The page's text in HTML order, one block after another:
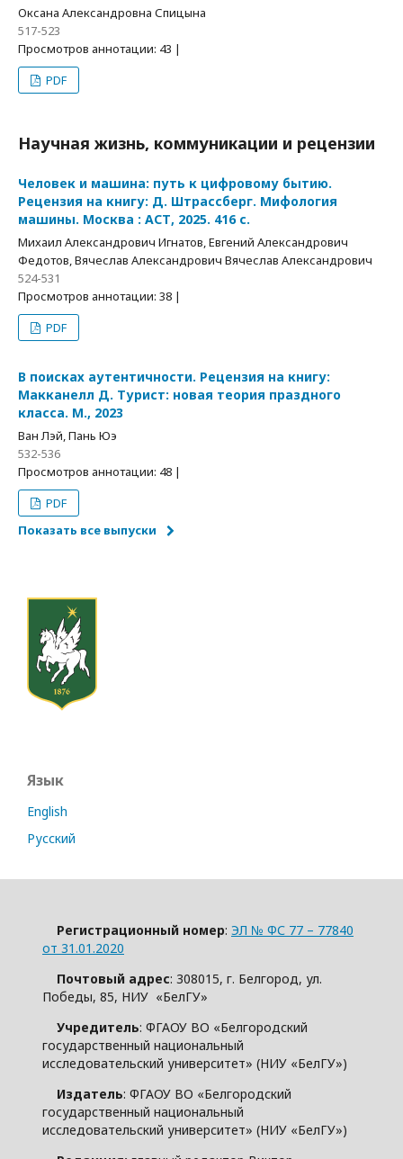
Оксана Александровна Спицына
517-523
Просмотров аннотации: 43 |
PDF
Научная жизнь, коммуникации и рецензии
Человек и машина: путь к цифровому бытию.
Рецензия на книгу: Д. Штрассберг. Мифология
машины. Москва : АСТ, 2025. 416 с.
Михаил Александрович Игнатов, Евгений Александрович
Федотов, Вячеслав Александрович Вячеслав Александрович
524-531
Просмотров аннотации: 38 |
PDF
В поисках аутентичности. Рецензия на книгу:
Макканелл Д. Турист: новая теория праздного
класса. М., 2023
Ван Лэй, Пань Юэ
532-536
Просмотров аннотации: 48 |
PDF
Показать все выпуски
Язык
English
Русский
Регистрационный номер: ЭЛ № ФС 77 – 77840
от 31.01.2020
Почтовый адрес: 308015, г. Белгород, ул.
Победы, 85, НИУ «БелГУ»
Учредитель: ФГАОУ ВО «Белгородский
государственный национальный
исследовательский университет» (НИУ «БелГУ»)
Издатель: ФГАОУ ВО «Белгородский
государственный национальный
исследовательский университет» (НИУ «БелГУ»)